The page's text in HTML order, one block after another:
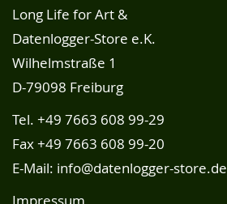
Long Life for Art &
Datenlogger-Store e.K.
Wilhelmstraße 1
D-79098 Freiburg
Tel. +49 7663 608 99-29
Fax +49 7663 608 99-20
E-Mail: info@datenlogger-store.de